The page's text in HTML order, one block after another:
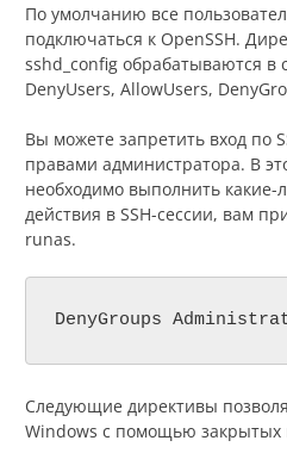
По умолчанию все
подключаться к OpenSSH.
sshd_config обрабатываются
DenyUsers, AllowUsers,
Вы можете запретить вход по
правами администратора. В
необходимо выполнить
действия в SSH-сессии, вам
runas.
DenyGroups
Следующие директивы
Windows с помощью закрытых